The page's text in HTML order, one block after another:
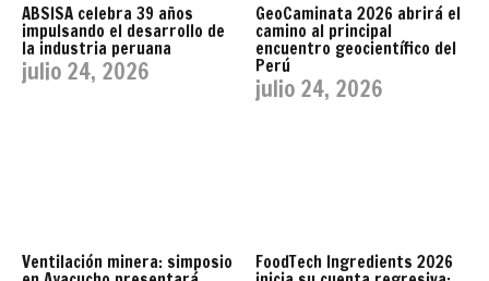
ABSISA celebra 39 años
impulsando el desarrollo de
la industria peruana
julio 24, 2026
GeoCaminata 2026 abrirá el
camino al principal
encuentro geocientífico del
Perú
julio 24, 2026
Ventilación minera: simposio FoodTech Ingredients 2026